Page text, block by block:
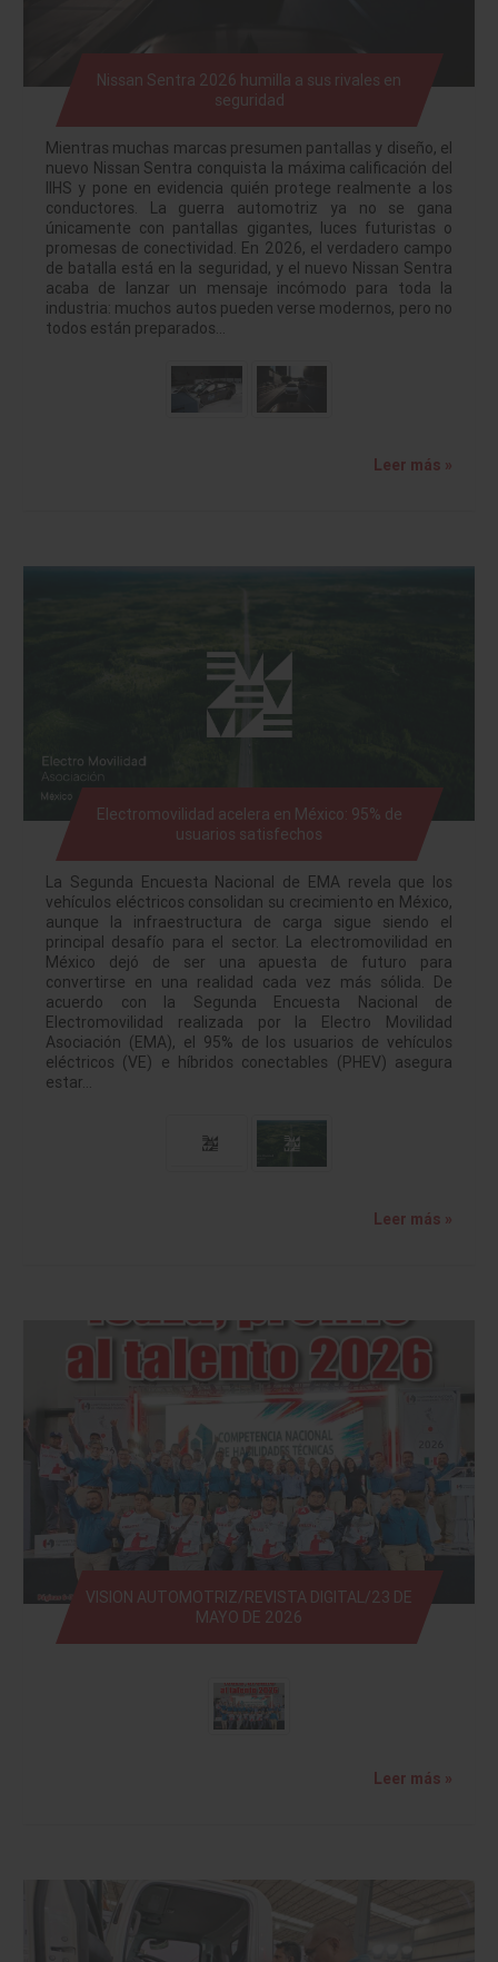
Nissan Sentra 2026 humilla a sus rivales en
seguridad
Mientras muchas marcas presumen pantallas y diseño, el
nuevo Nissan Sentra conquista la máxima calificación del
IIHS y pone en evidencia quién protege realmente a los
conductores. La guerra automotriz ya no se gana
únicamente con pantallas gigantes, luces futuristas o
promesas de conectividad. En 2026, el verdadero campo
de batalla está en la seguridad, y el nuevo Nissan Sentra
acaba de lanzar un mensaje incómodo para toda la
industria: muchos autos pueden verse modernos, pero no
todos están preparados…
Leer más »
Electromovilidad acelera en México: 95% de
usuarios satisfechos
La Segunda Encuesta Nacional de EMA revela que los
vehículos eléctricos consolidan su crecimiento en México,
aunque la infraestructura de carga sigue siendo el
principal desafío para el sector. La electromovilidad en
México dejó de ser una apuesta de futuro para
convertirse en una realidad cada vez más sólida. De
acuerdo con la Segunda Encuesta Nacional de
Electromovilidad realizada por la Electro Movilidad
Asociación (EMA), el 95% de los usuarios de vehículos
eléctricos (VE) e híbridos conectables (PHEV) asegura
estar…
Leer más »
VISION AUTOMOTRIZ/REVISTA DIGITAL/23 DE
MAYO DE 2026
Leer más »